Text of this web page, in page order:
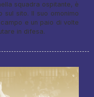
squadra ospitante, è
sul sito. Il suo omonimo
e un paio di volte
in difesa.